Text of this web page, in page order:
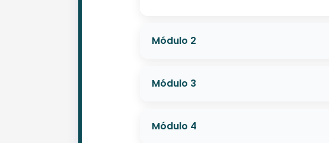
Módulo 2
Módulo 3
Módulo 4